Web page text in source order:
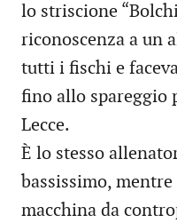
lo striscione
riconoscenza a un
tutti i fischi e
fino allo spareggio
Lecce.
È lo stesso
bassissimo,
macchina da